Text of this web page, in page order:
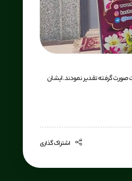
صورت گرفته تقدیر نمودند. ایشان
اشتراک گذاری